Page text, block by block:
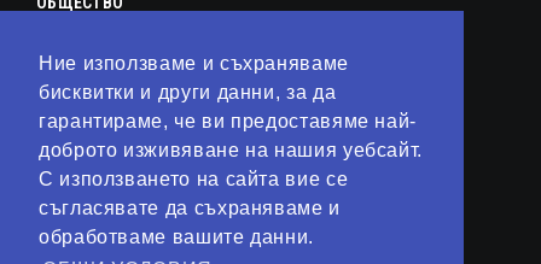
Ние използваме и съхраняваме
бисквитки и други данни, за да
гарантираме, че ви предоставяме най-
доброто изживяване на нашия уебсайт.
С използването на сайта вие се
съгласявате да съхраняваме и
обработваме вашите данни.
КУЛТУРА
ЛАЙФСТАЙЛ
ТЕХНОЛОГИИ
АНАЛИЗИ